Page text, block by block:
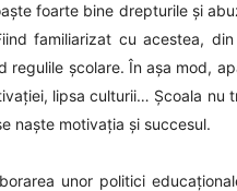
foarte bine drepturile și
familiarizat cu acestea,
regulile școlare. În așa mod,
lipsa culturii… Școala nu
naște motivația și succesul.
unor politici